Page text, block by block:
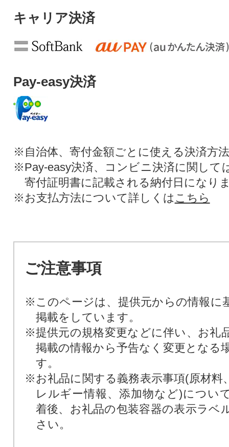
キャリア決済
Pay-easy決済
※自治体、寄付金額ごとに使える決済方
※Pay-easy決済、コンビニ決済に関して
寄付証明書に記載される納付日になり
※お支払方法について詳しくは こちら
ご注意事項
※このページは、提供元からの情報に
掲載をしています。
※提供元の規格変更などに伴い、お礼
掲載の情報から予告なく変更となる
す。
※お礼品に関する義務表示事項(原材料
レルギー情報、添加物など)につい
着後、お礼品の包装容器の表示ラベ
さい。